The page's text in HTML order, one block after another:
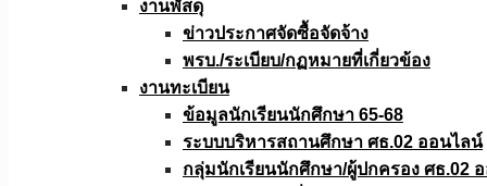
งานพัสดุ
ข่าวประกาศจัดซื้อจัดจ้าง
พรบ./ระเบียบ/กฏหมายที่เกี่ยวข้อง
งานทะเบียน
ข้อมูลนักเรียนนักศึกษา 65-68
ระบบบริหารสถานศึกษา ศธ.02 ออนไลน์
กลุ่มนักเรียนนักศึกษา/ผู้ปกครอง ศธ.02